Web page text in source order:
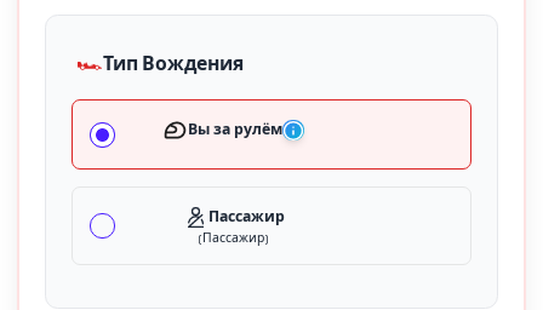
🏎️Тип Вождения
Вы за рулём
Пассажир
(Пассажир)